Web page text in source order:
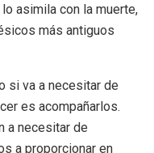
asimila con la muerte,
más antiguos
si va a necesitar de
es acompañarlos.
a necesitar de
a proporcionar en